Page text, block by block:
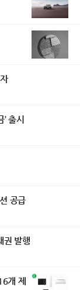
출시
공급
권 발행
개 제